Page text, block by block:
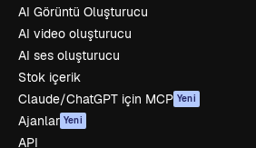
AI Görüntü Oluşturucu
AI video oluşturucu
AI ses oluşturucu
Stok içerik
Claude/ChatGPT için MCP Yeni
Ajanlar Yeni
API